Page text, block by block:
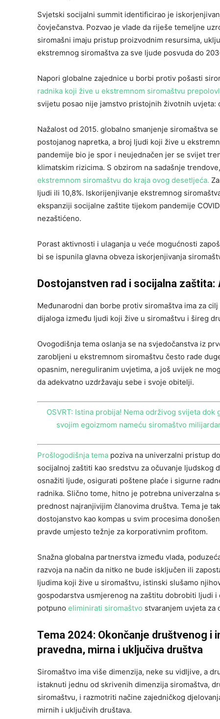
Svjetski socijalni summit identificirao je
čovječanstva. Pozvao je vlade da riješe temeljne
siromašni imaju pristup proizvodnim resursima,
ekstremnog siromaštva za sve ljude posvuda do
Napori globalne zajednice u borbi protiv pošasti
radnika koji žive u ekstremnom siromaštvu
svijetu posao nije jamstvo pristojnih životnih uvjeta:
Nažalost od 2015. globalno smanjenje siromaštva
postojanog napretka, a broj ljudi koji žive u
pandemije bio je spor i neujednačen jer se svijet
klimatskim rizicima. S obzirom na sadašnje
ekstremnom siromaštvu do kraja ovog desetljeća.
ljudi ili 10,8%. Iskorijenjivanje ekstremnog
ekspanziji socijalne zaštite tijekom pandemije
nezaštićeno.
Porast aktivnosti i ulaganja u veće mogućnosti
bi se ispunila glavna obveza iskorjenjivanja
Dostojanstven rad i socijalna zaštita:
Međunarodni dan borbe protiv siromaštva ima za
dijaloga između ljudi koji žive u siromaštvu i šireg
Ovogodišnja tema oslanja se na svjedočanstva iz
zarobljeni u ekstremnom siromaštvu često rade
opasnim, nereguliranim uvjetima, a još uvijek ne
da adekvatno uzdržavaju sebe i svoje obitelji.
OSVRT: Istina probija! Nema održivog svijeta
svojim egoizmom nameću siromaštvo
Prošlogodišnja tema poziva na univerzalni pristup
socijalnoj zaštiti kao sredstvu za očuvanje ljudskog
osnažiti ljude, osigurati poštene plaće i sigurne
radnika. Slično tome, hitno je potrebna univerzalna
prednost najranjivijim članovima društva. Tema je
dostojanstvo kao kompas u svim procesima
pravde umjesto težnje za korporativnim profitom.
Snažna globalna partnerstva između vlada,
razvoja na način da nitko ne bude isključen ili
ljudima koji žive u siromaštvu, istinski slušamo
gospodarstva usmjerenog na zaštitu dobrobiti ljudi
potpuno eliminirati siromaštvo stvaranjem uvjeta za
Tema 2024: Okončanje društvenog i
pravedna, mirna i uključiva društva
Siromaštvo ima više dimenzija, neke su vidljive, a
istaknuti jednu od skrivenih dimenzija siromaštva,
siromaštvu, i razmotriti načine zajedničkog
mirnih i uključivih društava.